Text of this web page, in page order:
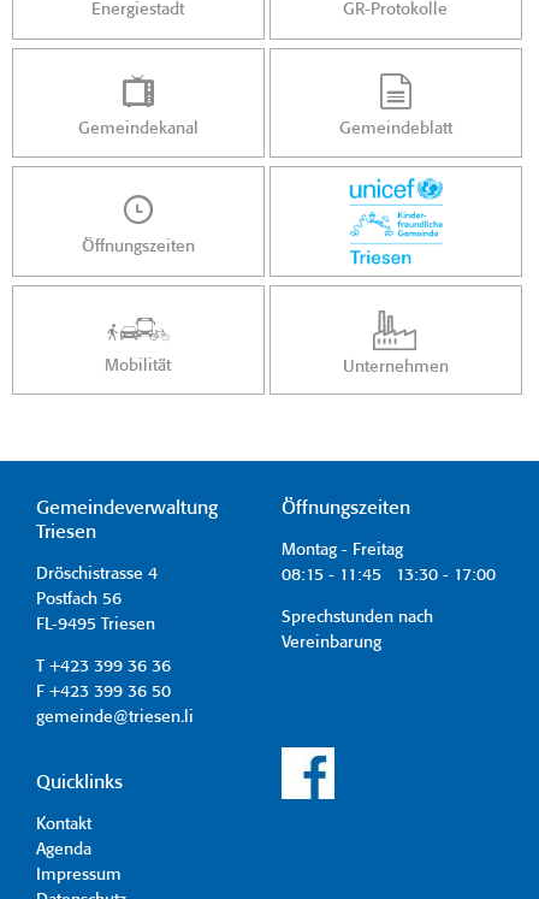
Energiestadt GR-Protokolle
Gemeindekanal Gemeindeblatt
Öffnungszeiten
Mobilität Unternehmen
Gemeindeverwaltung
Triesen
Dröschistrasse 4
Postfach 56
FL-9495 Triesen
T +423 399 36 36
F +423 399 36 50
gemeinde@triesen.li
Öffnungszeiten
Montag - Freitag
08:15 - 11:45 13:30 - 17:00
Sprechstunden nach
Vereinbarung
Quicklinks
Kontakt
Agenda
Impressum